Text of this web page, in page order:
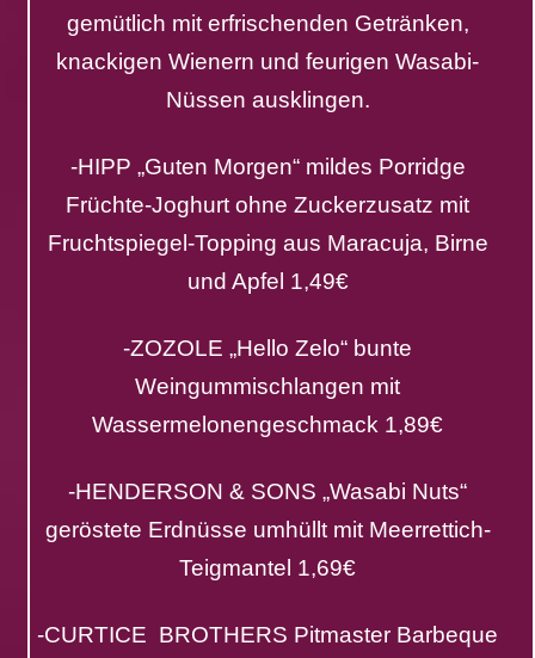
gemütlich mit erfrischenden Getränken,
knackigen Wienern und feurigen Wasabi-
Nüssen ausklingen.
-HIPP „Guten Morgen“ mildes Porridge
Früchte-Joghurt ohne Zuckerzusatz mit
Fruchtspiegel-Topping aus Maracuja, Birne
und Apfel 1,49€
-ZOZOLE „Hello Zelo“ bunte
Weingummischlangen mit
Wassermelonengeschmack 1,89€
-HENDERSON & SONS „Wasabi Nuts“
geröstete Erdnüsse umhüllt mit Meerrettich-
Teigmantel 1,69€
-CURTICE BROTHERS Pitmaster Barbeque